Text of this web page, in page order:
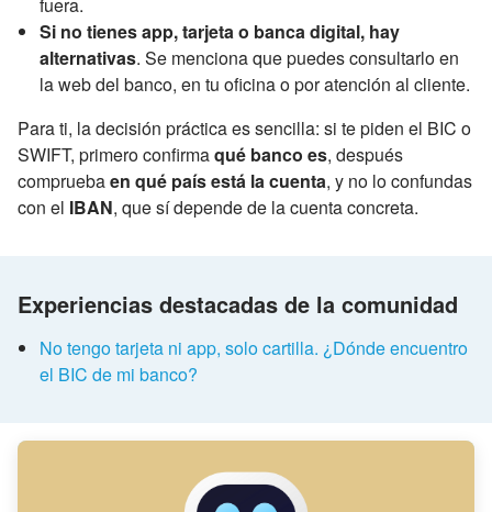
Si no tienes app, tarjeta o banca digital, hay
alternativas. Se menciona que puedes consultarlo en
la web del banco, en tu oficina o por atención al cliente.
Para ti, la decisión práctica es sencilla: si te piden el BIC o
SWIFT, primero confirmaqué banco es, después
compruebaen qué país está la cuenta, y no lo confundas
con el IBAN, que sí depende de la cuenta concreta.
Experiencias destacadas de la comunidad
No tengo tarjeta ni app, solo cartilla. ¿Dónde encuentro
el BIC de mi banco?